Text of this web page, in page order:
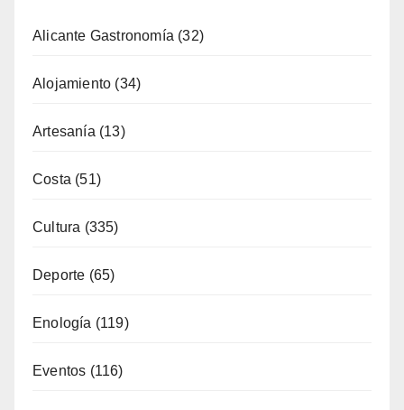
Alicante Gastronomía (32)
Alojamiento (34)
Artesanía (13)
Costa (51)
Cultura (335)
Deporte (65)
Enología (119)
Eventos (116)